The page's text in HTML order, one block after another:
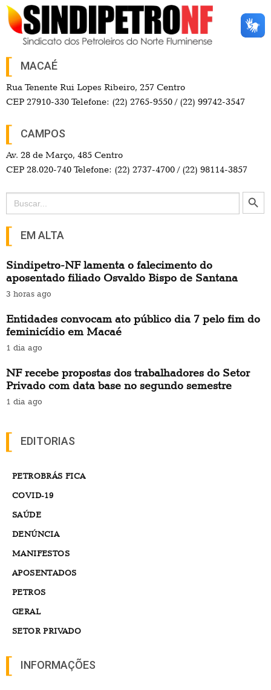
MACAÉ
Rua Tenente Rui Lopes Ribeiro, 257 Centro
CEP 27910-330 Telefone: (22) 2765-9550 / (22) 99742-3547
CAMPOS
Av. 28 de Março, 485 Centro
CEP 28.020-740 Telefone: (22) 2737-4700 / (22) 98114-3857
Search
for:
Search Button
EM ALTA
Sindipetro-NF lamenta o falecimento do
aposentado filiado Osvaldo Bispo de Santana
3 horas ago
Entidades convocam ato público dia 7 pelo fim do
feminicídio em Macaé
1 dia ago
NF recebe propostas dos trabalhadores do Setor
Privado com data base no segundo semestre
1 dia ago
EDITORIAS
PETROBRÁS FICA
COVID-19
SAÚDE
DENÚNCIA
MANIFESTOS
APOSENTADOS
PETROS
GERAL
SETOR PRIVADO
INFORMAÇÕES